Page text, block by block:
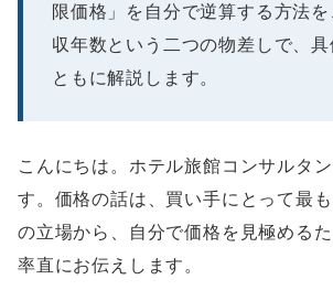
限価格」を自分で逆算する方法を
収年数という二つの物差しで、具
ともに解説します。
こんにちは。ホテル旅館コンサルタ
す。価格の話は、買い手にとって最
の立場から、自分で価格を見極めるた
率直にお伝えします。